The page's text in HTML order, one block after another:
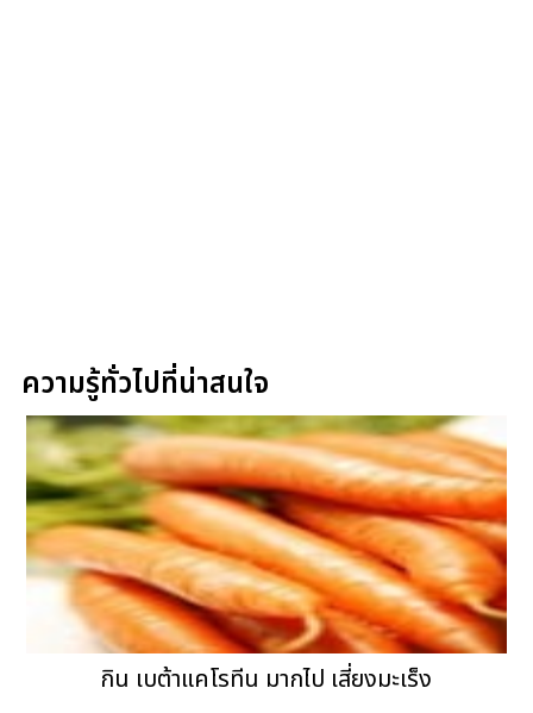
ความรู้ทั่วไปที่น่าสนใจ
กิน เบต้าแคโรทีน มากไป เสี่ยงมะเร็ง